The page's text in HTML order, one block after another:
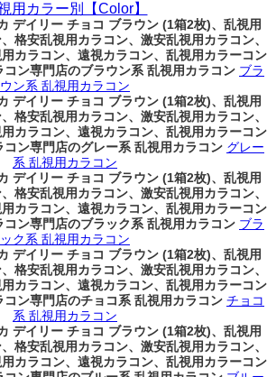
用カラー別【Color】
デイリー チョコ ブラウン (1箱2枚)、乱視用
格安乱視用カラコン、激安乱視用カラコン、
カラコン、遠視カラコン、乱視用カラーコン
ン専門店のブラウン系 乱視用カラコン ブラ
ウン系 乱視用カラコン
デイリー チョコ ブラウン (1箱2枚)、乱視用
格安乱視用カラコン、激安乱視用カラコン、
カラコン、遠視カラコン、乱視用カラーコン
ン専門店のグレー系 乱視用カラコン グレー
系 乱視用カラコン
デイリー チョコ ブラウン (1箱2枚)、乱視用
格安乱視用カラコン、激安乱視用カラコン、
カラコン、遠視カラコン、乱視用カラーコン
ン専門店のブラック系 乱視用カラコン ブラ
ック系 乱視用カラコン
デイリー チョコ ブラウン (1箱2枚)、乱視用
格安乱視用カラコン、激安乱視用カラコン、
カラコン、遠視カラコン、乱視用カラーコン
ン専門店のチョコ系 乱視用カラコン チョコ
系 乱視用カラコン
デイリー チョコ ブラウン (1箱2枚)、乱視用
格安乱視用カラコン、激安乱視用カラコン、
カラコン、遠視カラコン、乱視用カラーコン